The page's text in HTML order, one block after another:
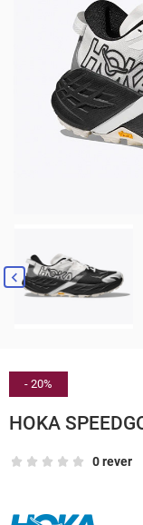

- 20%
HOKA
0 rever